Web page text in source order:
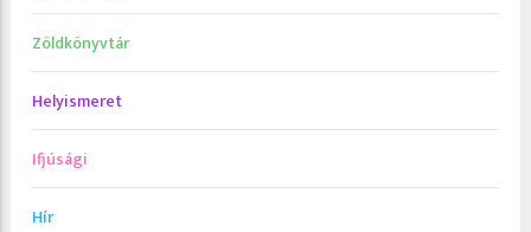
Zöldkönyvtár
Helyismeret
Ifjúsági
Hír